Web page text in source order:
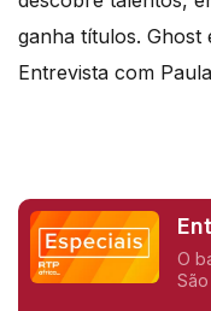
ganha títulos. Ghost
Entrevista com
O